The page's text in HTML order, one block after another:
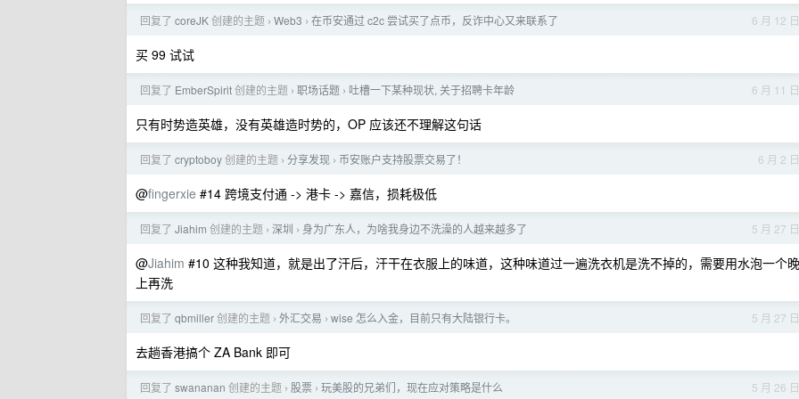
6 月 12 日
回复了 coreJK创建的主题 › Web3 › 在币安通过 c2c 尝试买了点币，反诈中心又来联系了
买 99 试试
6 月 11 日
回复了 EmberSpirit创建的主题 › 职场话题 › 吐槽一下某种现状, 关于招聘卡年龄
只有时势造英雄，没有英雄造时势的，OP 应该还不理解这句话
6 月 2 日
回复了 cryptoboy创建的主题 › 分享发现 › 币安账户支持股票交易了！
@fingerxie #14 跨境支付通 -> 港卡 -> 嘉信，损耗极低
5 月 27 日
回复了 Jiahim 创建的主题 › 深圳 › 身为广东人，为啥我身边不洗澡的人越来越多了
@Jiahim #10 这种我知道，就是出了汗后，汗干在衣服上的味道，这种味道过一遍洗衣机是洗不掉的，需要用水泡一个晚
上再洗
5 月 27 日
回复了 qbmiller创建的主题 › 外汇交易 › wise 怎么入金，目前只有大陆银行卡。
去趟香港搞个 ZA Bank 即可
5 月 26 日
回复了 swananan 创建的主题 › 股票 › 玩美股的兄弟们，现在应对策略是什么